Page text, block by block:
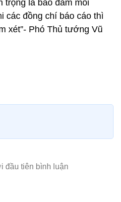
trọng là bảo đảm môi
các đồng chí báo cáo thì
xét”- Phó Thủ tướng Vũ